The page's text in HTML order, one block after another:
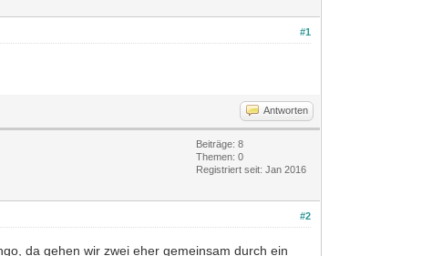
#1
Antworten
Beiträge: 8
Themen: 0
Registriert seit: Jan 2016
#2
da gehen wir zwei eher gemeinsam durch ein